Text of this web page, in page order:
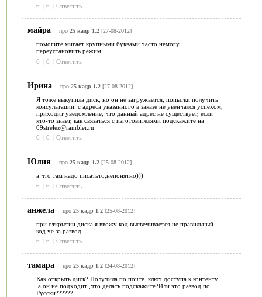
6
| 6 | Ответить
майра про 25 кадр 1.2[27-08-2012]
помогите мигает крупными буквами часто немогу
переустановить режим
6
| 6 | Ответить
Ирина про 25 кадр 1.2[27-08-2012]
Я тоже выкупила диск, но он не загружается, попытки получить
консультации. с адреса указанного в заказе не увенчался успехом,
приходит уведомление, что данный адрес не существует, если
кто-то знает, как связаться с изготовителями подскажите на
09strelez@rambler.ru
6
| 6 | Ответить
Юлия про 25 кадр 1.2[25-08-2012]
а что там надо писатьто,непонятно)))
6
| 6 | Ответить
анжела про 25 кадр 1.2[25-08-2012]
при открытии диска я ввожу код высвечивается не правильный
код че за развод
6
| 6 | Ответить
тамара про 25 кадр 1.2[24-08-2012]
Как открыть диск? Получила по почте ,ключ доступа к контенту
,а он не подходит ,что делать подскажите?Или это развод по
Русски??????